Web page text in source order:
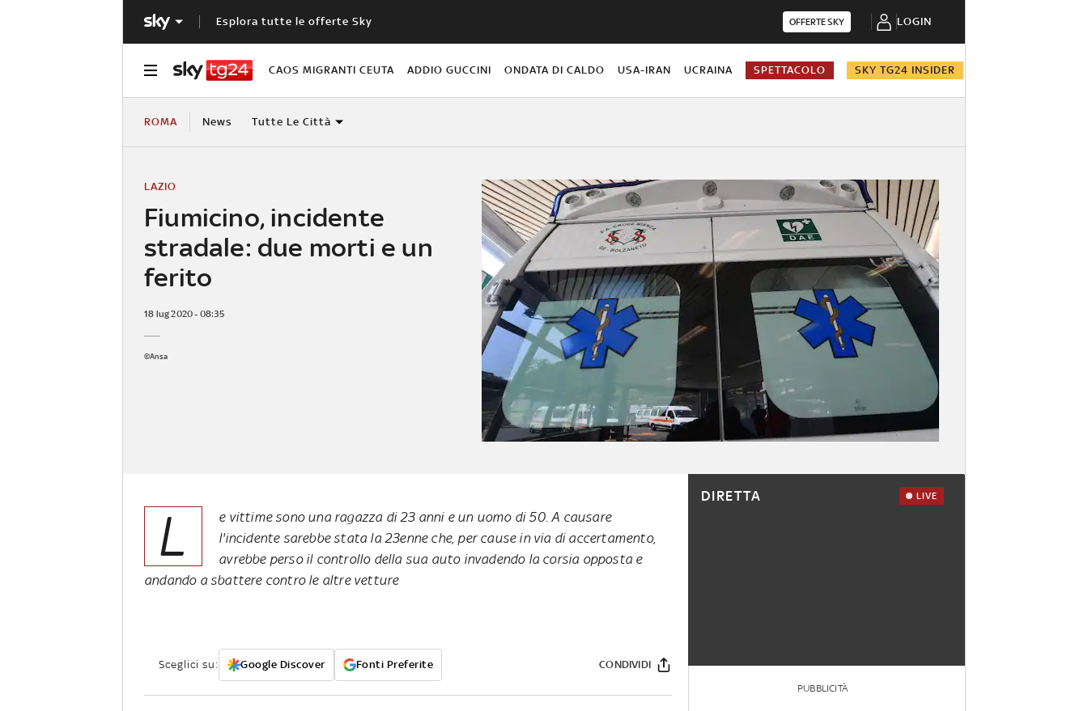
Esplora tutte le offerte Sky OFFERTE SKY LOGIN
CAOS MIGRANTI CEUTA ADDIO GUCCINI ONDATA DI CALDO USA-IRAN UCRAINA SPETTACOLO SKY TG24 INSIDER
ROMA News Tutte Le Città
Fiumicino, incidente
stradale: due morti e un
ferito
LAZIO
18 lug 2020 - 08:35
©Ansa
L
e vittime sono una ragazza di 23 anni e un uomo di 50. A causare
l'incidente sarebbe stata la 23enne che, per cause in via di accertamento,
avrebbe perso il controllo della sua auto invadendo la corsia opposta e
andando a sbattere contro le altre vetture
Sceglici su: Google Discover Fonti Preferite CONDIVIDI
DIRETTA LIVE
PUBBLICITÀ